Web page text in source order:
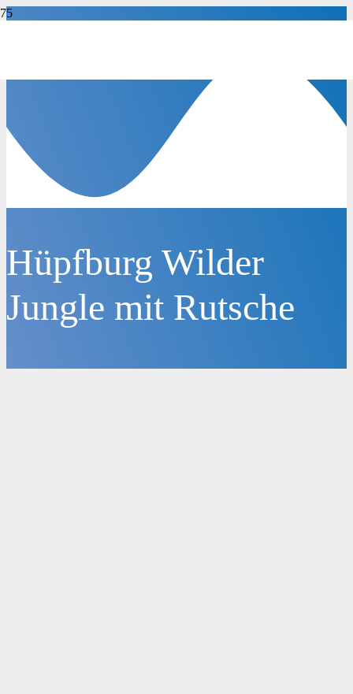
Hüpfburg Wilder
Jungle mit Rutsche